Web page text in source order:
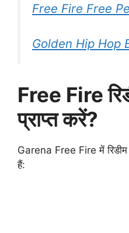
Free Fire Free
Golden Hip Hop
Free Fire
प्राप्त करें?
Garena Free Fire में
हैं: